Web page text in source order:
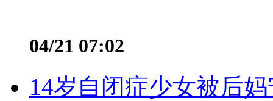
04/21 07:02
14岁自闭症少女被后